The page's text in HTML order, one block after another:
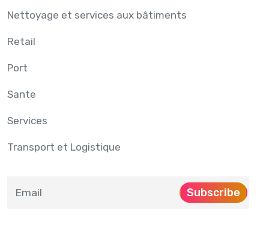
Nettoyage et services aux bâtiments
Retail
Port
Sante
Services
Transport et Logistique
Subscribe